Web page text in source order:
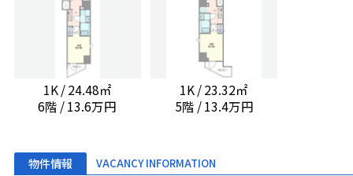
1K / 24.48㎡
6階 / 13.6万円
1K / 23.32㎡
5階 / 13.4万円
物件情報 VACANCY INFORMATION